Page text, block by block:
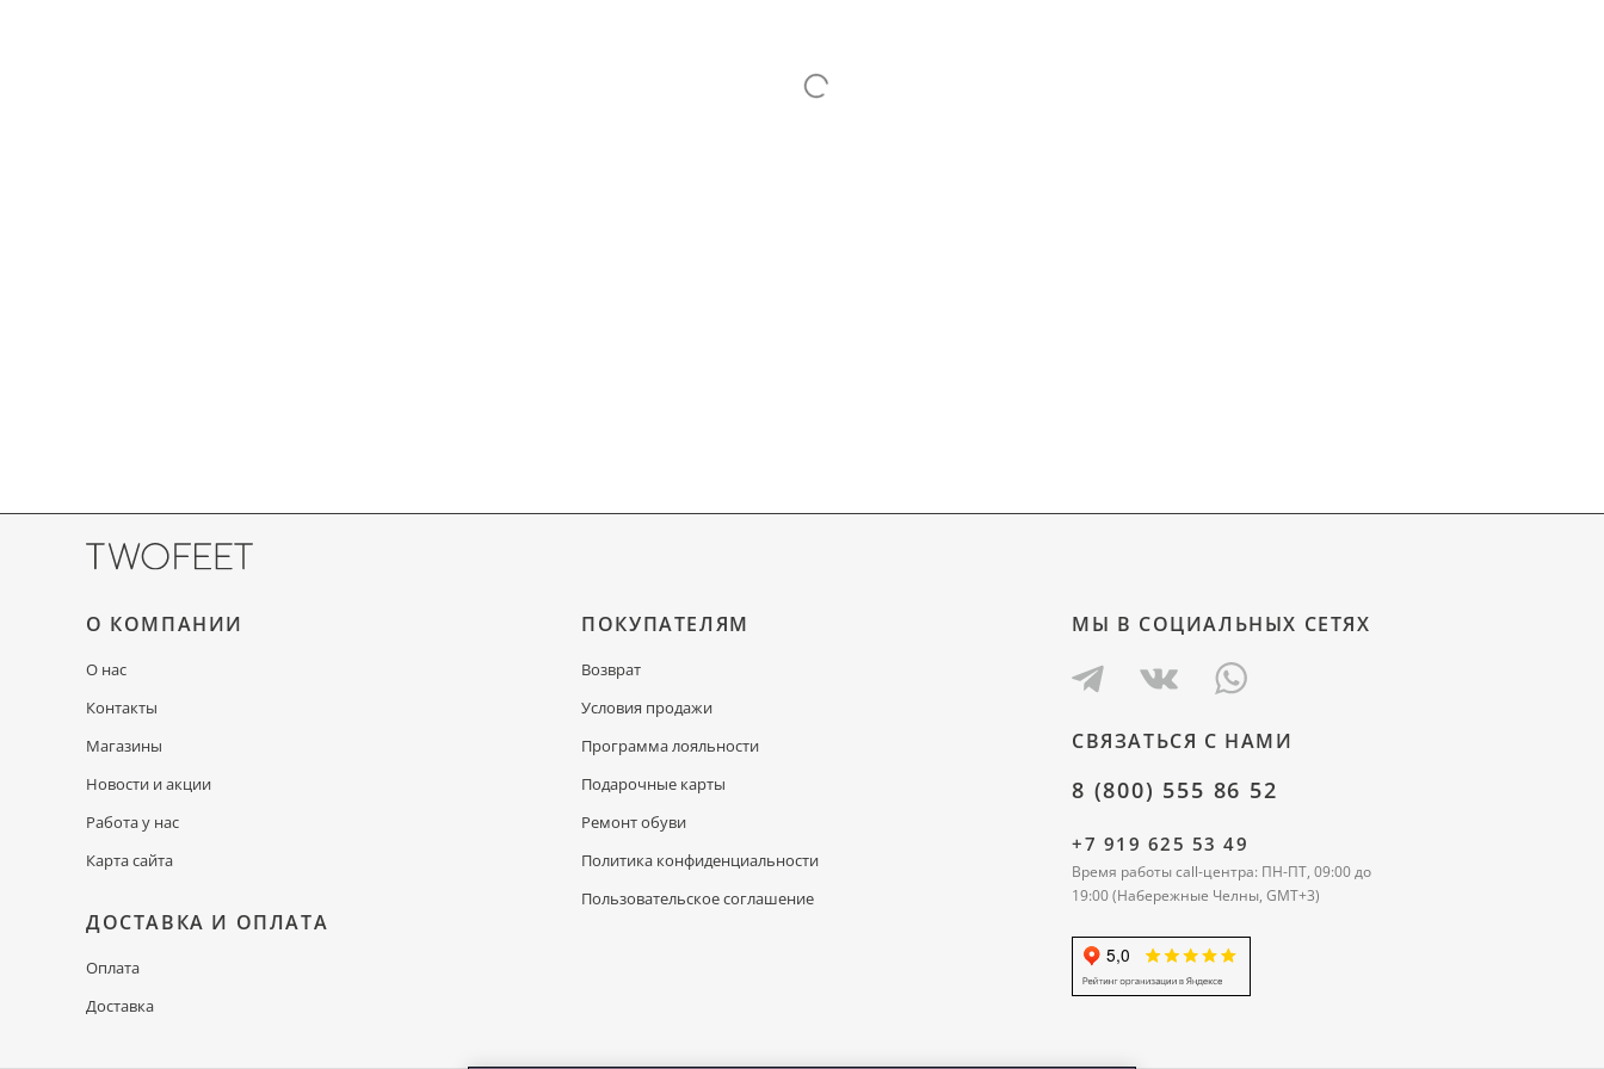
О КОМПАНИИ
О нас
Контакты
Магазины
Новости и акции
Работа у нас
Карта сайта
ДОСТАВКА И ОПЛАТА
Оплата
Доставка
ПОКУПАТЕЛЯМ
Возврат
Условия продажи
Программа лояльности
Подарочные карты
Ремонт обуви
Политика конфиденциальности
Пользовательское соглашение
МЫ В СОЦИАЛЬНЫХ СЕТЯХ
СВЯЗАТЬСЯ С НАМИ
8 (800) 555 86 52
+7 919 625 53 49
Время работы call-центра: ПН-ПТ, 09:00 до
19:00 (Набережные Челны, GMT+3)